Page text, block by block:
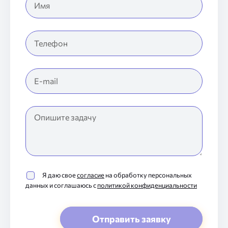
Я даю своесогласиена обработку персональных
данных и соглашаюсь сполитикой конфиденциальности